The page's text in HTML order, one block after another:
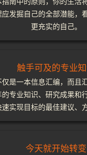
应发掘自己的全部潜能，
更充实的自己。
触手可及的专业
是一本信息汇编，而且
专业知识、研究成果和
实现目标的最佳建议、
今天就开始转变